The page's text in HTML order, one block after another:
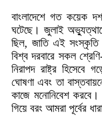
বাংলাদেশে গত কয়েক
ঘটেছে। জুলাই
ছিল, জাতি এই সংস্কৃতি
বিশ্ব দরবারে সকল
নিরাপদ রাষ্ট্র হিসেবে
ঘোষণা এবং তা
কাজে মনোনিবেশ
গিয়ে বরং আমরা পূর্বের